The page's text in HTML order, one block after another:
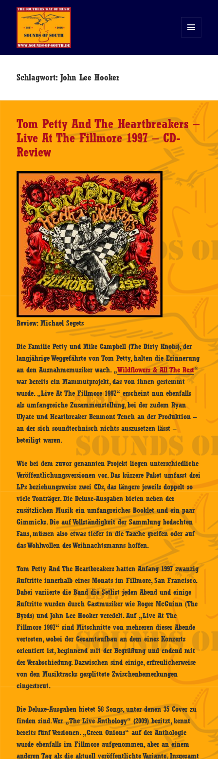
WIDGETS
Schlagwort:John Lee Hooker
Tom Petty And The Heartbreakers –
Live At The Fillmore 1997 – CD-
Review
Review: Michael Segets
Die Familie Petty und Mike Campbell (The Dirty Knobs), der
langjährige Weggefährte von Tom Petty, halten die Erinnerung
an den Ausnahmemusiker wach. „Wildflowers & All The Rest“
war bereits ein Mammutprojekt, das von ihnen gestemmt
wurde. „Live At The Fillmore 1997“ erscheint nun ebenfalls
als umfangreiche Zusammenstellung, bei der zudem Ryan
Ulyate und Heartbreaker Benmont Tench an der Produktion –
an der sich soundtechnisch nichts auszusetzen lässt –
beteiligt waren.
Wie bei dem zuvor genannten Projekt liegen unterschiedliche
Veröffentlichungsversionen vor. Das kürzere Paket umfasst drei
LPs beziehungsweise zwei CDs, das längere jeweils doppelt so
viele Tonträger. Die Deluxe-Ausgaben bieten neben der
zusätzlichen Musik ein umfangreiches Booklet und ein paar
Gimmicks. Die auf Vollständigkeit der Sammlung bedachten
Fans, müssen also etwas tiefer in die Tasche greifen oder auf
das Wohlwollen des Weihnachtsmanns hoffen.
Tom Petty And The Heartbreakers hatten Anfang 1997 zwanzig
Auftritte innerhalb eines Monats im Fillmore, San Francisco.
Dabei variierte die Band die Setlist jeden Abend und einige
Auftritte wurden durch Gastmusiker wie Roger McGuinn (The
Byrds) und John Lee Hooker veredelt. Auf „Live At The
Fillmore 1997“ sind Mitschnitte von mehreren dieser Abende
vertreten, wobei der Gesamtaufbau an dem eines Konzerts
orientiert ist, beginnend mit der Begrüßung und endend mit
der Verabschiedung. Dazwischen sind einige, erfreulicherweise
von den Musiktracks gesplittete Zwischenbemerkungen
eingestreut.
Die Deluxe-Ausgaben bietet 58 Songs, unter denen 35 Cover zu
finden sind. Wer „The Live Anthology“ (2009) besitzt, kennt
bereits fünf Versionen. „Green Onions“ auf der Anthologie
wurde ebenfalls im Fillmore aufgenommen, aber an einem
anderen Tag als die aktuell veröffentlichte Variante. Insgesamt